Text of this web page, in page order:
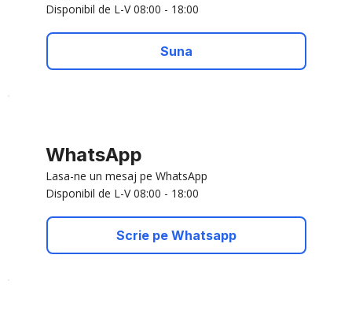
Disponibil de L-V 08:00 - 18:00
Suna
WhatsApp
Lasa-ne un mesaj pe WhatsApp
Disponibil de L-V 08:00 - 18:00
Scrie pe Whatsapp